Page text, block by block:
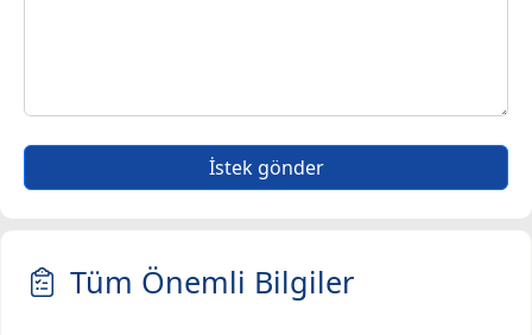
İstek gönder
Tüm Önemli Bilgiler